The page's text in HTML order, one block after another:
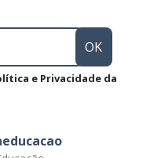
e Privacidade da